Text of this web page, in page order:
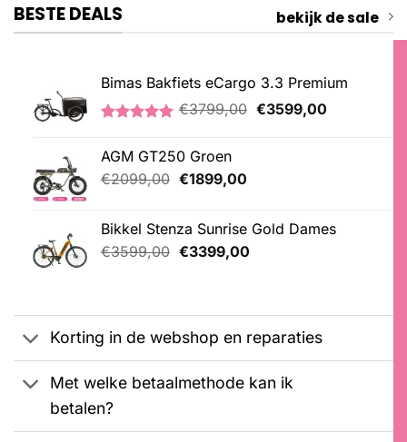
BESTE DEALS bekijk de sale
Bimas Bakfiets eCargo 3.3 Premium
gebaseerd
op
klantbeoordelingen
€3799,00 Oorspronkelijke
€3599,00Huidige
AGM GT250 Groen
€2099,00 Oorspronkelijke
€2099,00.
€1899,00Huidige
€1899,00.
Bikkel Stenza Sunrise Gold Dames
€3599,00 Oorspronkelijke
€3399,00Huidige
Korting in de webshop en reparaties
Met welke betaalmethode kan ik
betalen?